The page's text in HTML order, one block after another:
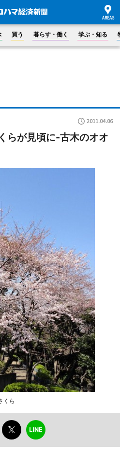
買う 暮らす・働く 学ぶ・知る
2011.04.06
らが見頃に-古木のオオ
くら